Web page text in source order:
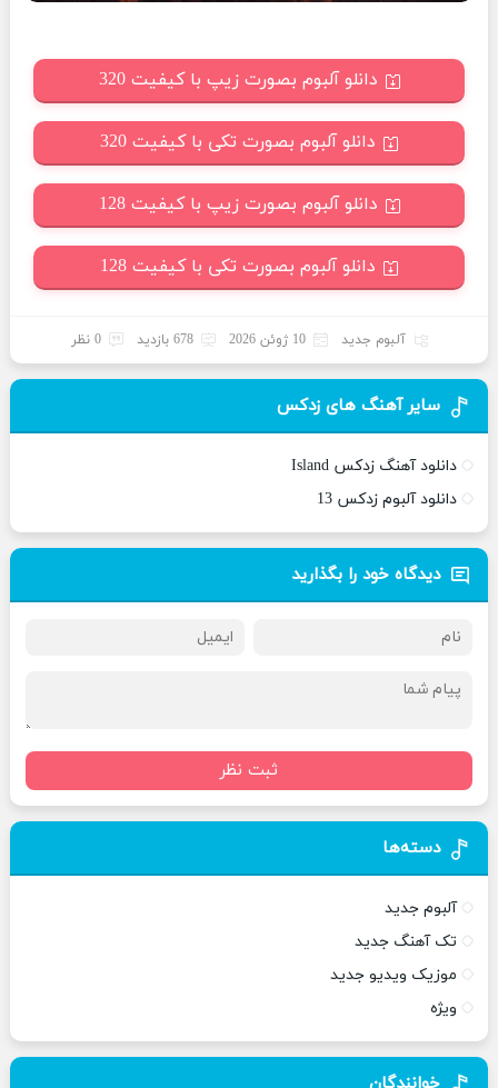
دانلو آلبوم بصورت زیپ با کیفیت 320
دانلو آلبوم بصورت تکی با کیفیت 320
دانلو آلبوم بصورت زیپ با کیفیت 128
دانلو آلبوم بصورت تکی با کیفیت 128
آلبوم جدید 10 ژوئن 2026 678 بازدید 0 نظر
سایر آهنگ های زدکس
دانلود آهنگ زدکس Island
دانلود آلبوم زدکس 13
دیدگاه خود را بگذارید
ثبت نظر
دسته‌ها
آلبوم جدید
تک آهنگ جدید
موزیک ویدیو جدید
ویژه